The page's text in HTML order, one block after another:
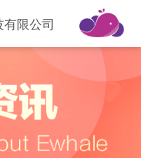
限公司